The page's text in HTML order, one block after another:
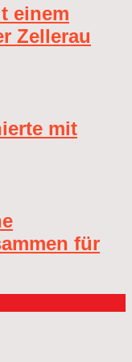
einem
Zellerau
mit
für